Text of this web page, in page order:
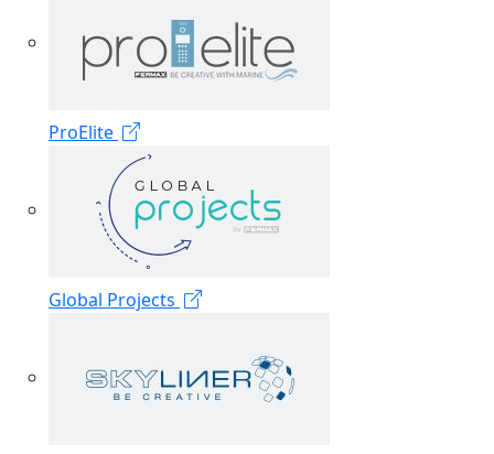
ProElite
Global Projects